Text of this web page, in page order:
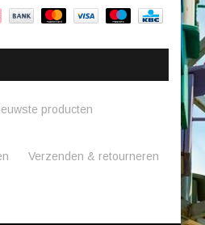
producten
Verzenden & retourneren